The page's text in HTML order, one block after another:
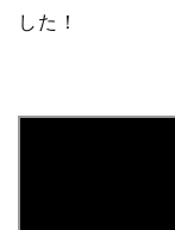
した！